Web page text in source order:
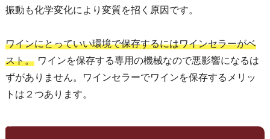
振動も化学変化により変質を招く原因です。
ワインにとっていい環境で保存するにはワインセラーがベ
スト。 ワインを保存する専用の機械なので悪影響になるは
ずがありません。ワインセラーでワインを保存するメリッ
トは２つあります。